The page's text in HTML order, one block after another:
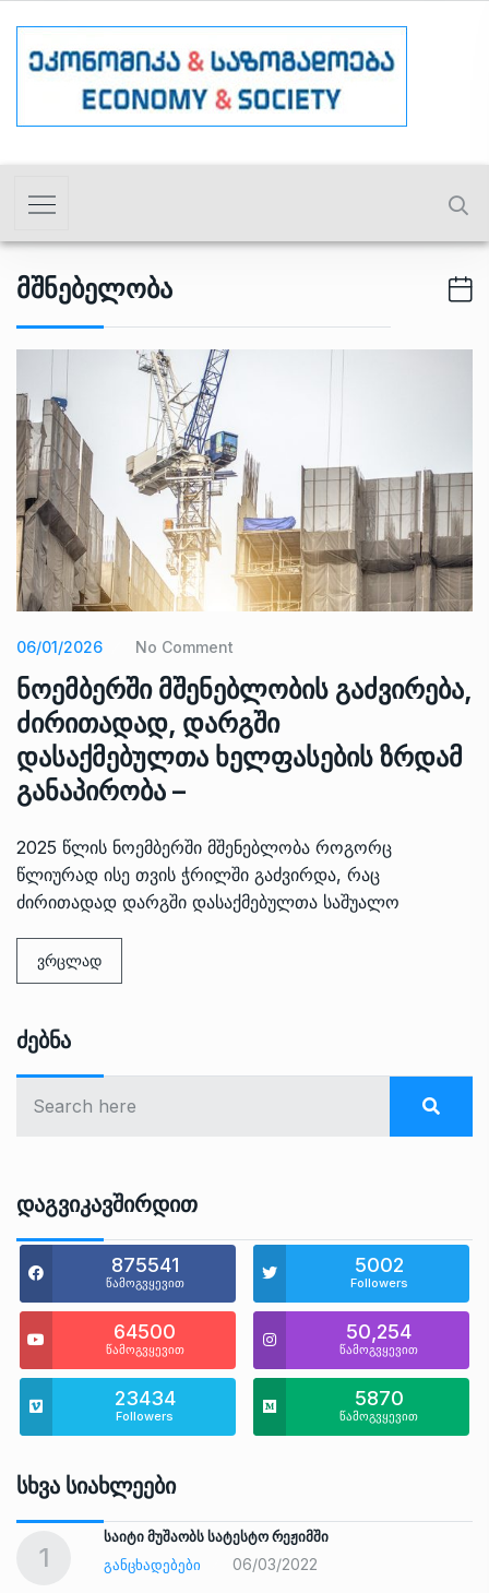
Მშნებელობა
06/01/2026 No Comment
ნოემბერში მშენებლობის გაძვირება,
ძირითადად, დარგში
დასაქმებულთა ხელფასების ზრდამ
განაპირობა –
2025 წლის ნოემბერში მშენებლობა როგორც
წლიურად ისე თვის ჭრილში გაძვირდა, რაც
ძირითადად დარგში დასაქმებულთა საშუალო
ვრცლად
Ძებნა
Დაგვიკავშირდით
875541
წამოგვყევით
5002
Followers
64500
წამოგვყევით
50,254
წამოგვყევით
23434
Followers
5870
წამოგვყევით
Სხვა Სიახლეები
1
საიტი მუშაობს სატესტო რეჟიმში
ᲒᲐᲜᲪᲮᲐᲓᲔᲑᲔᲑᲘ
06/03/2022